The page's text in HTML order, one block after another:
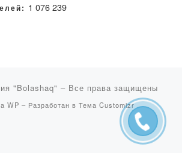
1 076 239
"Bolashaq" – Все права защищены
WP – Разработан в Тема Customizr